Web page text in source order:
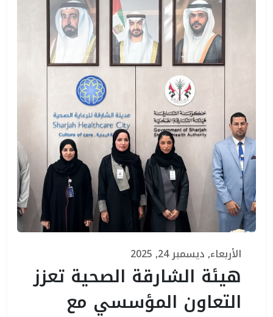
الأربعاء, ديسمبر 24, 2025
هيئة الشارقة الصحية تعزز
التعاون المؤسسي مع